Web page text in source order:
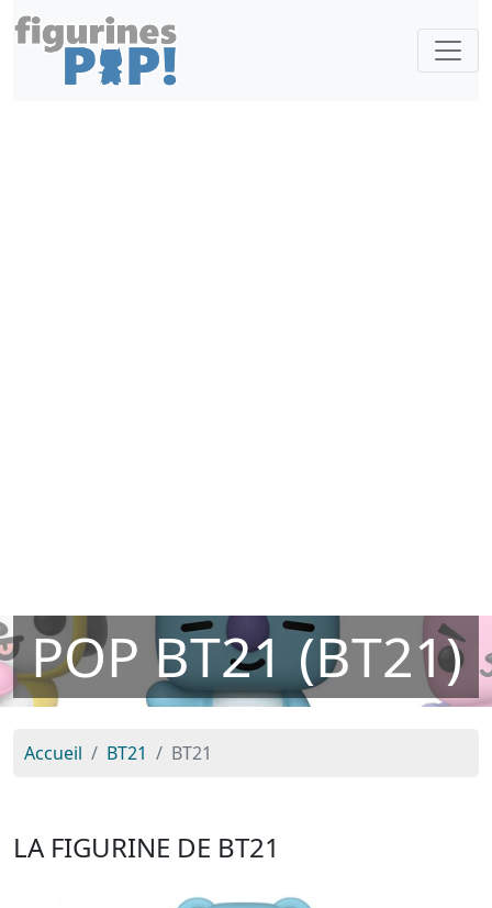
POP BT21 (BT21)
Accueil BT21 BT21
LA FIGURINE DE BT21